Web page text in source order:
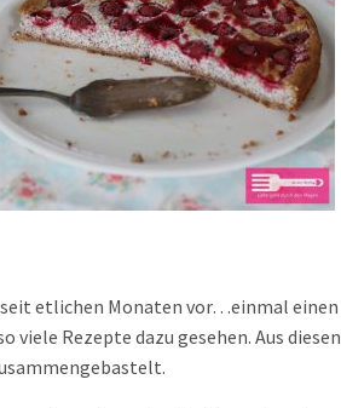
etlichen Monaten vor…einmal einen
viele Rezepte dazu gesehen. Aus